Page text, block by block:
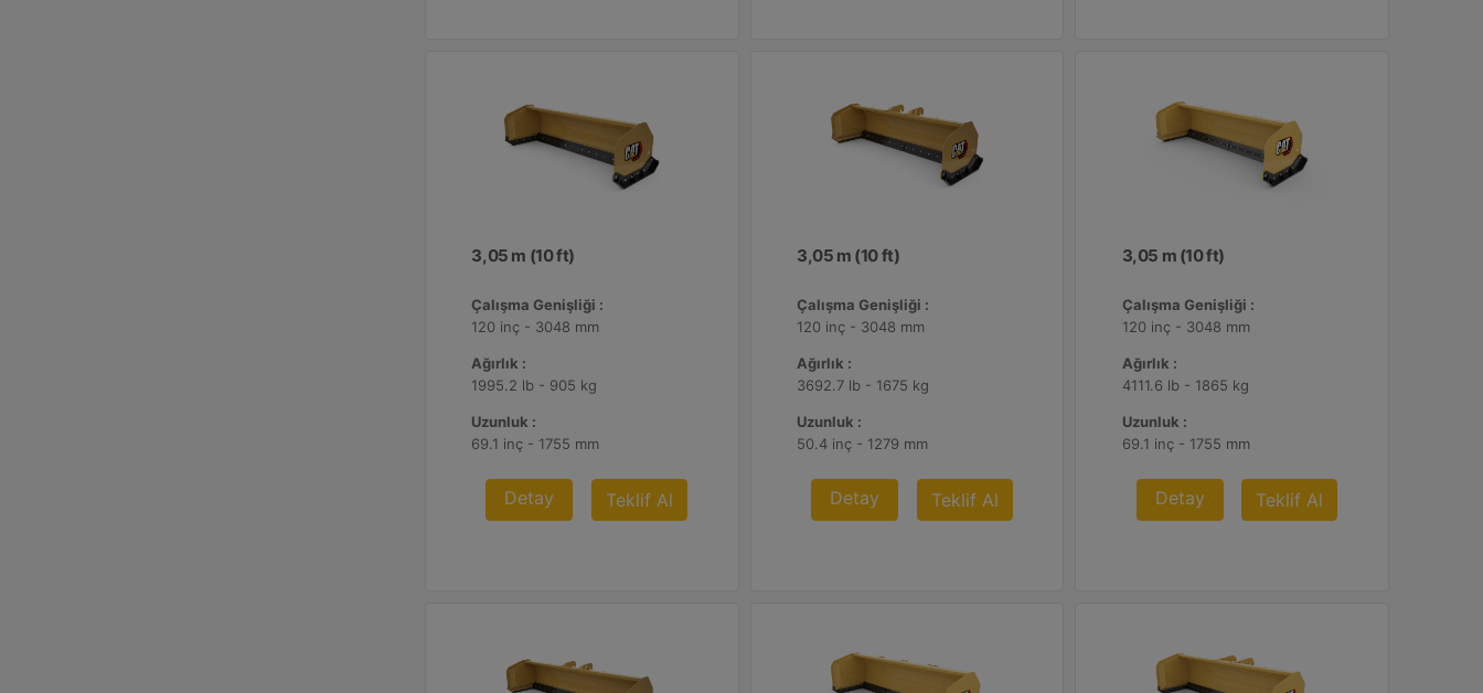
3,05 m (10 ft)
Çalışma Genişliği :
120 inç - 3048 mm
Ağırlık :
1995.2 lb - 905 kg
Uzunluk :
69.1 inç - 1755 mm
Detay Teklif Al
3,05 m (10 ft)
Çalışma Genişliği :
120 inç - 3048 mm
Ağırlık :
3692.7 lb - 1675 kg
Uzunluk :
50.4 inç - 1279 mm
Detay Teklif Al
3,05 m (10 ft)
Çalışma Genişliği :
120 inç - 3048 mm
Ağırlık :
4111.6 lb - 1865 kg
Uzunluk :
69.1 inç - 1755 mm
Detay Teklif Al